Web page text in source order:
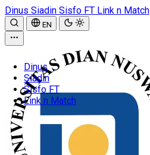
Dinus Siadin Sisfo FT Link n Match
EN
Dinus
Siadin
Sisfo FT
Link n Match